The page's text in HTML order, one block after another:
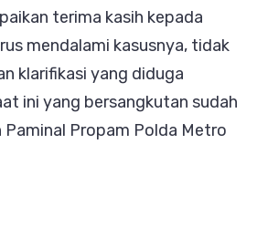
terima kasih kepada
mendalami kasusnya, tidak
klarifikasi yang diduga
ini yang bersangkutan sudah
Propam Polda Metro